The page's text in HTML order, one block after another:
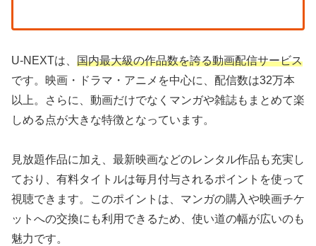
U-NEXTは、 国内最大級の作品数を誇る動画配信サービス
です。映画・ドラマ・アニメを中心に、配信数は32万本
以上。さらに、動画だけでなくマンガや雑誌もまとめて楽
しめる点が大きな特徴となっています。
見放題作品に加え、最新映画などのレンタル作品も充実し
ており、有料タイトルは毎月付与されるポイントを使って
視聴できます。このポイントは、マンガの購入や映画チケ
ットへの交換にも利用できるため、使い道の幅が広いのも
魅力です。